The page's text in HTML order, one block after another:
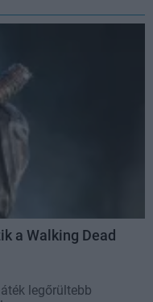
a Walking Dead
legőrültebb